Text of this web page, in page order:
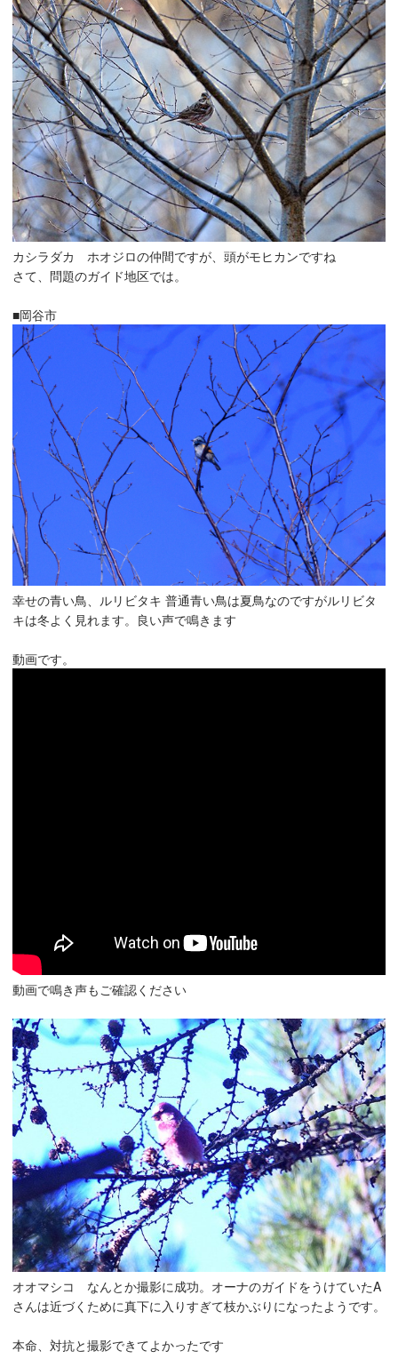
カシラダカ ホオジロの仲間ですが、頭がモヒカンですね
さて、問題のガイド地区では。
■岡谷市
幸せの青い鳥、ルリビタキ 普通青い鳥は夏鳥なのですがルリビタ
キは冬よく見れます。良い声で鳴きます
動画です。
動画で鳴き声もご確認ください
オオマシコ なんとか撮影に成功。オーナのガイドをうけていたA
さんは近づくために真下に入りすぎて枝かぶりになったようです。
本命、対抗と撮影できてよかったです